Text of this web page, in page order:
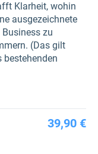
Klarheit, wohin
ausgezeichnete
zu
(Das gilt
bestehenden
39,90 €